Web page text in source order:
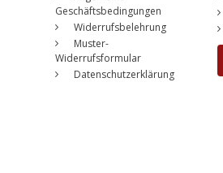
Geschäftsbedingungen
Widerrufsbelehrung
Muster-
Widerrufsformular
Datenschutzerklärung